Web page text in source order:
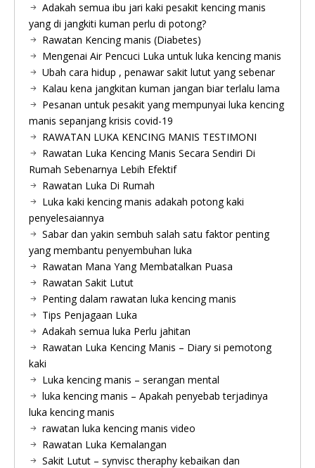
Adakah semua ibu jari kaki pesakit kencing manis
yang di jangkiti kuman perlu di potong?
Rawatan Kencing manis (Diabetes)
Mengenai Air Pencuci Luka untuk luka kencing manis
Ubah cara hidup , penawar sakit lutut yang sebenar
Kalau kena jangkitan kuman jangan biar terlalu lama
Pesanan untuk pesakit yang mempunyai luka kencing
manis sepanjang krisis covid-19
RAWATAN LUKA KENCING MANIS TESTIMONI
Rawatan Luka Kencing Manis Secara Sendiri Di
Rumah Sebenarnya Lebih Efektif
Rawatan Luka Di Rumah
Luka kaki kencing manis adakah potong kaki
penyelesaiannya
Sabar dan yakin sembuh salah satu faktor penting
yang membantu penyembuhan luka
Rawatan Mana Yang Membatalkan Puasa
Rawatan Sakit Lutut
Penting dalam rawatan luka kencing manis
Tips Penjagaan Luka
Adakah semua luka Perlu jahitan
Rawatan Luka Kencing Manis – Diary si pemotong
kaki
Luka kencing manis – serangan mental
luka kencing manis – Apakah penyebab terjadinya
luka kencing manis
rawatan luka kencing manis video
Rawatan Luka Kemalangan
Sakit Lutut – synvisc theraphy kebaikan dan